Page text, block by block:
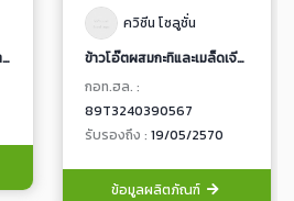
โคโคนัทเชียโอ๊ตมีล (ข้าวโอ๊ตผสมเมล็ดเจียในน้ำกะทิ)
ควิซีน โซลูชั่น
ข้าวโอ๊ตผสมกะทิและเมล็ดเจีย (5410 / 7014)
กอท.ฮล. :
89T3240390567
รับรองถึง : 19/05/2570
ข้อมูลผลิตภัณฑ์